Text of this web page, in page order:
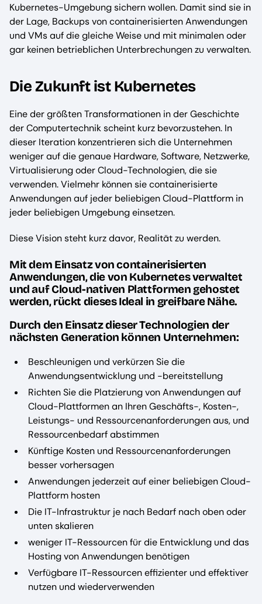
Kubernetes-Umgebung sichern wollen. Damit sind sie in
der Lage, Backups von containerisierten Anwendungen
und VMs auf die gleiche Weise und mit minimalen oder
gar keinen betrieblichen Unterbrechungen zu verwalten.
Die Zukunft ist Kubernetes
Eine der größten Transformationen in der Geschichte
der Computertechnik scheint kurz bevorzustehen. In
dieser Iteration konzentrieren sich die Unternehmen
weniger auf die genaue Hardware, Software, Netzwerke,
Virtualisierung oder Cloud-Technologien, die sie
verwenden. Vielmehr können sie containerisierte
Anwendungen auf jeder beliebigen Cloud-Plattform in
jeder beliebigen Umgebung einsetzen.
Diese Vision steht kurz davor, Realität zu werden.
Mit dem Einsatz von containerisierten
Anwendungen, die von Kubernetes verwaltet
und auf Cloud-nativen Plattformen gehostet
werden, rückt dieses Ideal in greifbare Nähe.
Durch den Einsatz dieser Technologien der
nächsten Generation können Unternehmen:
Beschleunigen und verkürzen Sie die
Anwendungsentwicklung und -bereitstellung
Richten Sie die Platzierung von Anwendungen auf
Cloud-Plattformen an Ihren Geschäfts-, Kosten-,
Leistungs- und Ressourcenanforderungen aus, und
Ressourcenbedarf abstimmen
Künftige Kosten und Ressourcenanforderungen
besser vorhersagen
Anwendungen jederzeit auf einer beliebigen Cloud-
Plattform hosten
Die IT-Infrastruktur je nach Bedarf nach oben oder
unten skalieren
weniger IT-Ressourcen für die Entwicklung und das
Hosting von Anwendungen benötigen
Verfügbare IT-Ressourcen effizienter und effektiver
nutzen und wiederverwenden